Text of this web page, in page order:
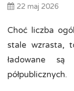
22 maj 2026
Choć liczba
stale wzrasta,
ładowane
półpublicznych.